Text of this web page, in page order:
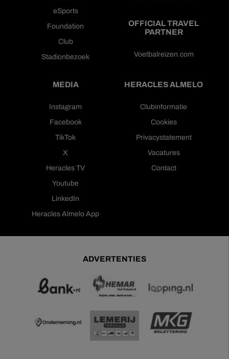
eSports
Foundation
Club
Stadionbezoek
OFFICIAL TRAVEL
PARTNER
Voetbalreizen.com
MEDIA
Instagram
Facebook
TikTok
X
Heracles TV
Youtube
LinkedIn
Heracles Almelo App
HERACLES ALMELO
Clubinformatie
Cookies
Privacystatement
Vacatures
Contact
ADVERTENTIES